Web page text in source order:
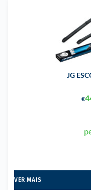
JG
€
VER MAIS